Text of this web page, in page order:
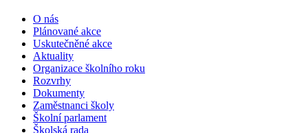
O nás
Plánované akce
Uskutečněné akce
Aktuality
Organizace školního roku
Rozvrhy
Dokumenty
Zaměstnanci školy
Školní parlament
Školská rada